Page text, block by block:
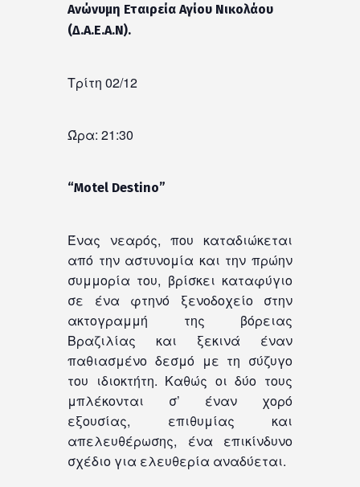
Ανώνυμη Εταιρεία Αγίου Νικολάου
(Δ.Α.Ε.Α.Ν).
Τρίτη 02/12
Ώρα: 21:30
“Motel Destino”
Ένας νεαρός, που καταδιώκεται
από την αστυνομία και την πρώην
συμμορία του, βρίσκει καταφύγιο
σε ένα φτηνό ξενοδοχείο στην
ακτογραμμή της βόρειας
Βραζιλίας και ξεκινά έναν
παθιασμένο δεσμό με τη σύζυγο
του ιδιοκτήτη. Καθώς οι δύο τους
μπλέκονται σ’ έναν χορό
εξουσίας, επιθυμίας και
απελευθέρωσης, ένα επικίνδυνο
σχέδιο για ελευθερία αναδύεται.